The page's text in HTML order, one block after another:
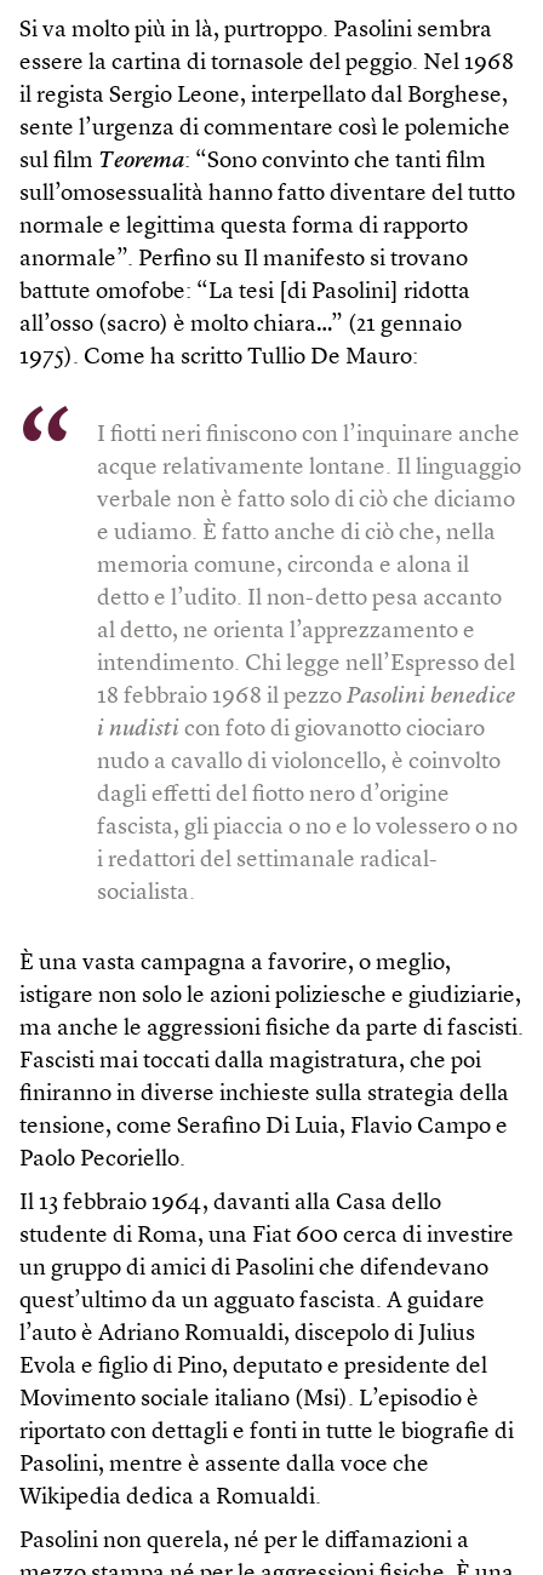
Si va molto più in là, purtroppo. Pasolini sembra
essere la cartina di tornasole del peggio. Nel 1968
il regista Sergio Leone, interpellato dal Borghese,
sente l’urgenza di commentare così le polemiche
sul film Teorema: “Sono convinto che tanti film
sull’omosessualità hanno fatto diventare del tutto
normale e legittima questa forma di rapporto
anormale”. Perfino su Il manifesto si trovano
battute omofobe: “La tesi [di Pasolini] ridotta
all’osso (sacro) è molto chiara…” (21 gennaio
1975). Come ha scritto Tullio De Mauro:
I fiotti neri finiscono con l’inquinare anche
acque relativamente lontane. Il linguaggio
verbale non è fatto solo di ciò che diciamo
e udiamo. È fatto anche di ciò che, nella
memoria comune, circonda e alona il
detto e l’udito. Il non-detto pesa accanto
al detto, ne orienta l’apprezzamento e
intendimento. Chi legge nell’Espresso del
18 febbraio 1968 il pezzo Pasolini benedice
i nudisti con foto di giovanotto ciociaro
nudo a cavallo di violoncello, è coinvolto
dagli effetti del fiotto nero d’origine
fascista, gli piaccia o no e lo volessero o no
i redattori del settimanale radical-
socialista.
È una vasta campagna a favorire, o meglio,
istigare non solo le azioni poliziesche e giudiziarie,
ma anche le aggressioni fisiche da parte di fascisti.
Fascisti mai toccati dalla magistratura, che poi
finiranno in diverse inchieste sulla strategia della
tensione, come Serafino Di Luia, Flavio Campo e
Paolo Pecoriello.
Il 13 febbraio 1964, davanti alla Casa dello
studente di Roma, una Fiat 600 cerca di investire
un gruppo di amici di Pasolini che difendevano
quest’ultimo da un agguato fascista. A guidare
l’auto è Adriano Romualdi, discepolo di Julius
Evola e figlio di Pino, deputato e presidente del
Movimento sociale italiano (Msi). L’episodio è
riportato con dettagli e fonti in tutte le biografie di
Pasolini, mentre è assente dalla voce che
Wikipedia dedica a Romualdi.
Pasolini non querela, né per le diffamazioni a